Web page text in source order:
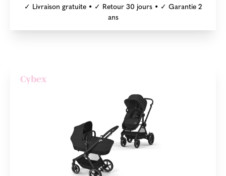
✓ Livraison gratuite • ✓ Retour 30 jours • ✓ Garantie 2
ans
Cybex